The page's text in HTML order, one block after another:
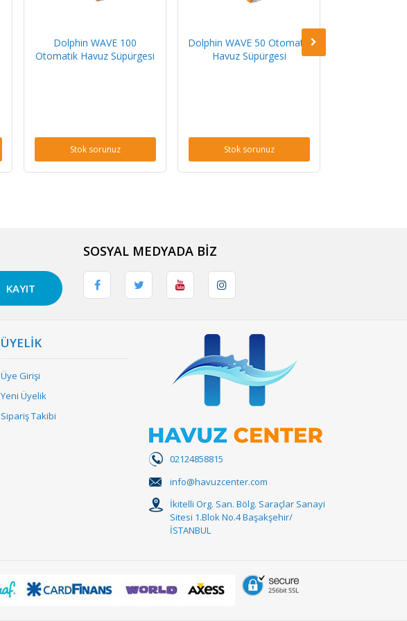
Dolphin WAVE 100
Otomatik Havuz Süpürgesi
Stok sorunuz
Dolphin WAVE 50 Otomatik
Havuz Süpürgesi
Stok sorunuz
KAYIT
SOSYAL MEDYADA BİZ
ÜYELİK
Üye Girişi
Yeni Üyelik
Sipariş Takibi
02124858815
info@havuzcenter.com
İkitelli Org. San. Bölg. Saraçlar Sanayi
Sitesi 1.Blok No.4 Başakşehir/
İSTANBUL